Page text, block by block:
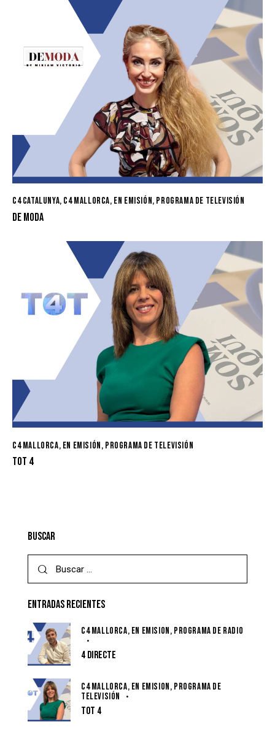
C4 CATALUNYA, C4 MALLORCA, EN EMISIÓN, PROGRAMA DE TELEVISIÓN
DE MODA
C4 MALLORCA, EN EMISIÓN, PROGRAMA DE TELEVISIÓN
TOT 4
BUSCAR
ENTRADAS RECIENTES
C4 MALLORCA, EN EMISIÓN, PROGRAMA DE RADIO
4 DIRECTE
C4 MALLORCA, EN EMISIÓN, PROGRAMA DE
TELEVISIÓN
TOT 4